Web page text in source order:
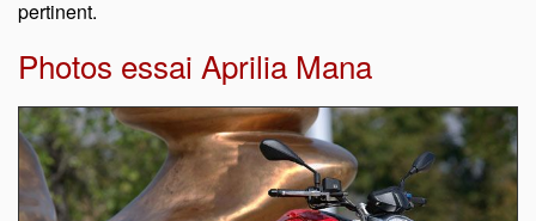
pertinent.
Photos essai Aprilia Mana